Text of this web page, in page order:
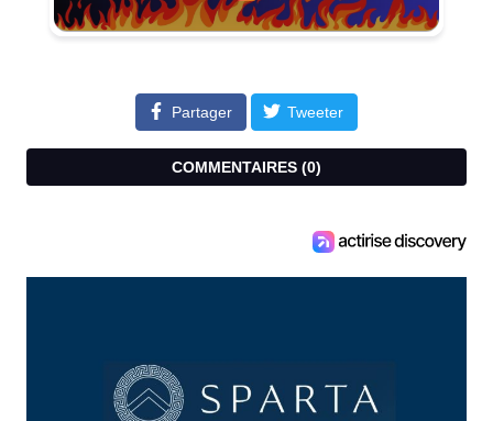
Partager Tweeter
COMMENTAIRES (0)